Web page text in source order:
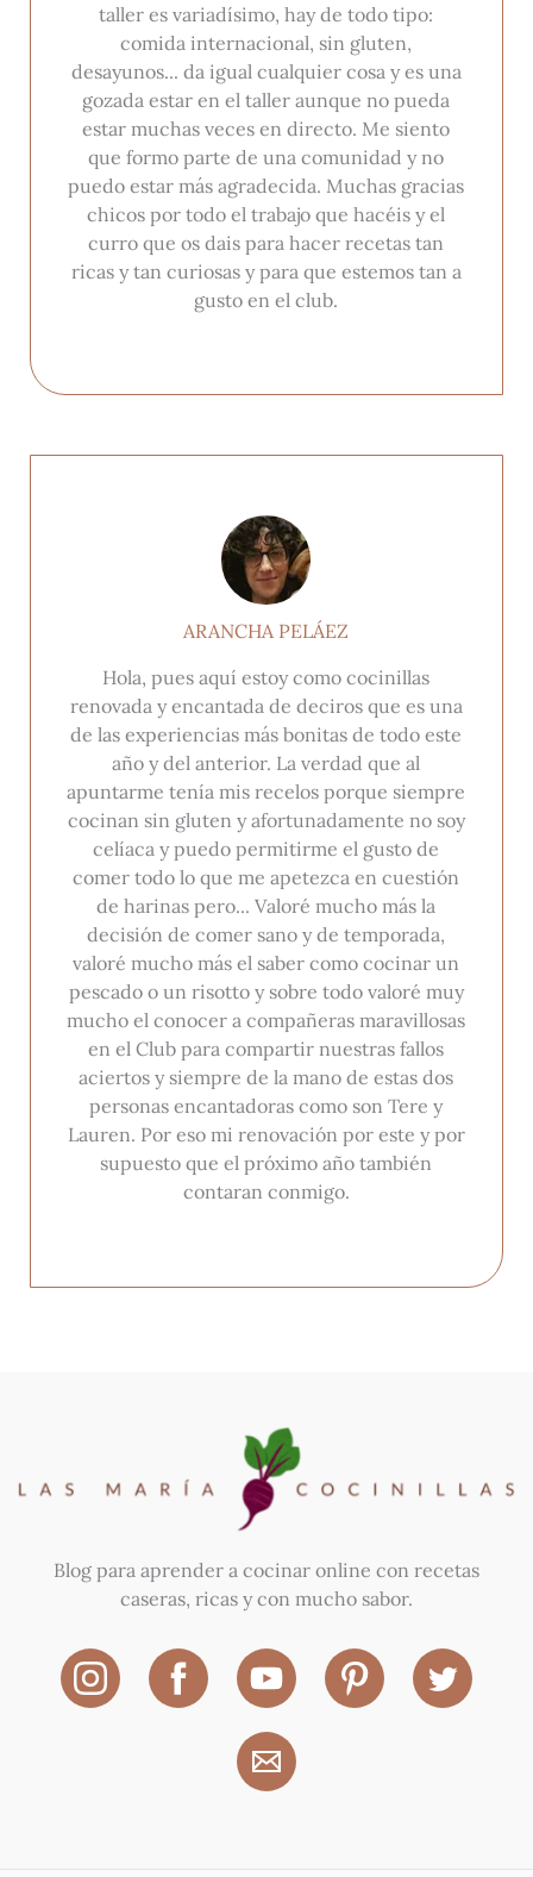
taller es variadísimo, hay de todo tipo:
comida internacional, sin gluten,
desayunos... da igual cualquier cosa y es una
gozada estar en el taller aunque no pueda
estar muchas veces en directo. Me siento
que formo parte de una comunidad y no
puedo estar más agradecida. Muchas gracias
chicos por todo el trabajo que hacéis y el
curro que os dais para hacer recetas tan
ricas y tan curiosas y para que estemos tan a
gusto en el club.
ARANCHA PELÁEZ
Hola, pues aquí estoy como cocinillas
renovada y encantada de deciros que es una
de las experiencias más bonitas de todo este
año y del anterior. La verdad que al
apuntarme tenía mis recelos porque siempre
cocinan sin gluten y afortunadamente no soy
celíaca y puedo permitirme el gusto de
comer todo lo que me apetezca en cuestión
de harinas pero... Valoré mucho más la
decisión de comer sano y de temporada,
valoré mucho más el saber como cocinar un
pescado o un risotto y sobre todo valoré muy
mucho el conocer a compañeras maravillosas
en el Club para compartir nuestras fallos
aciertos y siempre de la mano de estas dos
personas encantadoras como son Tere y
Lauren. Por eso mi renovación por este y por
supuesto que el próximo año también
contaran conmigo.
Blog para aprender a cocinar online con recetas
caseras, ricas y con mucho sabor.